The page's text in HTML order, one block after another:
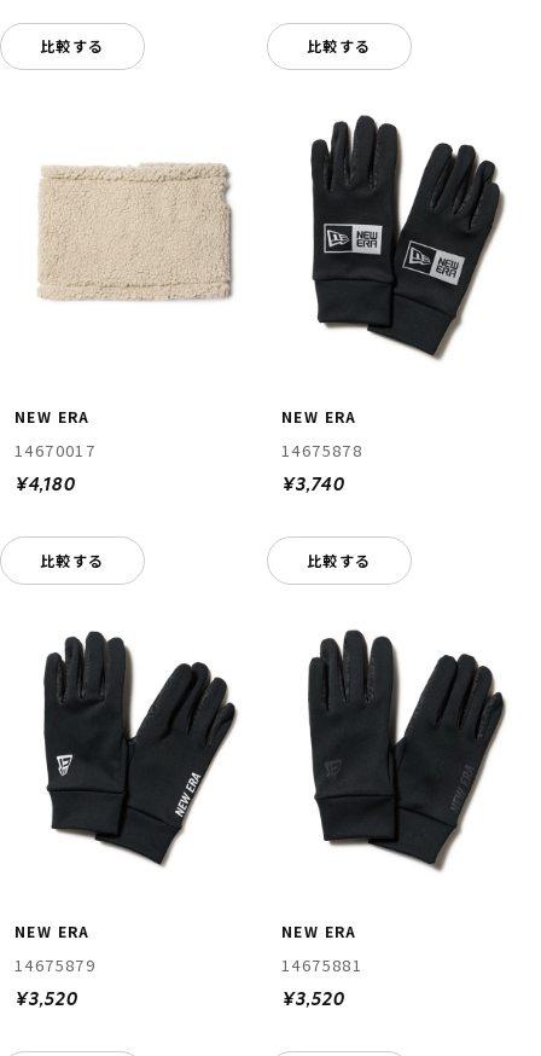
比較する 比較する
NEW ERA
14670017
¥4,180
比較する
NEW ERA
14675878
¥3,740
比較する
NEW ERA
14675879
¥3,520
NEW ERA
14675881
¥3,520